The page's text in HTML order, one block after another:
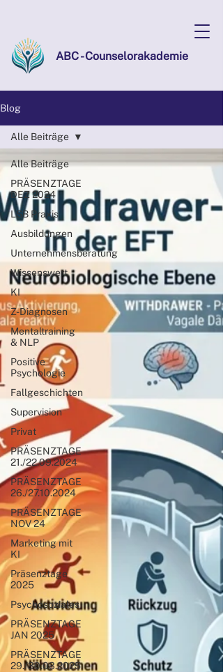
ABC - Counselorakademie
Blog
Alle Beiträge
PRÄSENZTAGE
DEZ 2024
LSB Praxis
Ausbildungen
Unternehmensberatung
Wissenswert
KI
Z-Diagnosen
Mentaltraining
& NLP
Positive
Psychologie
Fallgeschichten
Supervision
Privat
PRÄSENZTAGE
21./22.09.2024
PRÄSENZTAGE
26./27.10.2024
PRÄSENZTAGE
NOV 24
Marketing mit
KI
Präsenztage
2025
Psychosoziales
PRÄSENZTAGE
JAN 2025
PRÄSENZTAGE
29./30.03.2025
Alle Beiträge